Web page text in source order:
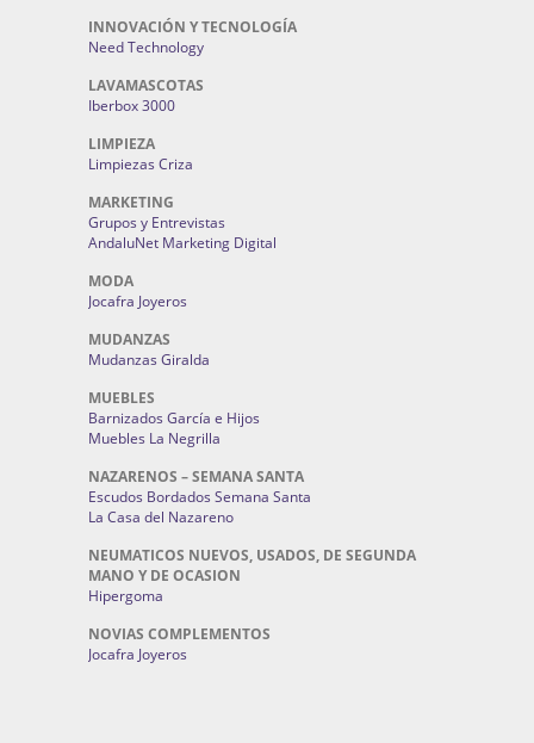
INNOVACIÓN Y TECNOLOGÍA
Need Technology
LAVAMASCOTAS
Iberbox 3000
LIMPIEZA
Limpiezas Criza
MARKETING
Grupos y Entrevistas
AndaluNet Marketing Digital
MODA
Jocafra Joyeros
MUDANZAS
Mudanzas Giralda
MUEBLES
Barnizados García e Hijos
Muebles La Negrilla
NAZARENOS – SEMANA SANTA
Escudos Bordados Semana Santa
La Casa del Nazareno
NEUMATICOS NUEVOS, USADOS, DE SEGUNDA
MANO Y DE OCASION
Hipergoma
NOVIAS COMPLEMENTOS
Jocafra Joyeros